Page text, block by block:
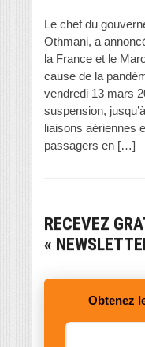
Le chef du
Othmani, a
la France et le
cause de la
vendredi 13 mars
suspension,
liaisons aériennes
passagers en […]
RECEVEZ
«
Obtenez